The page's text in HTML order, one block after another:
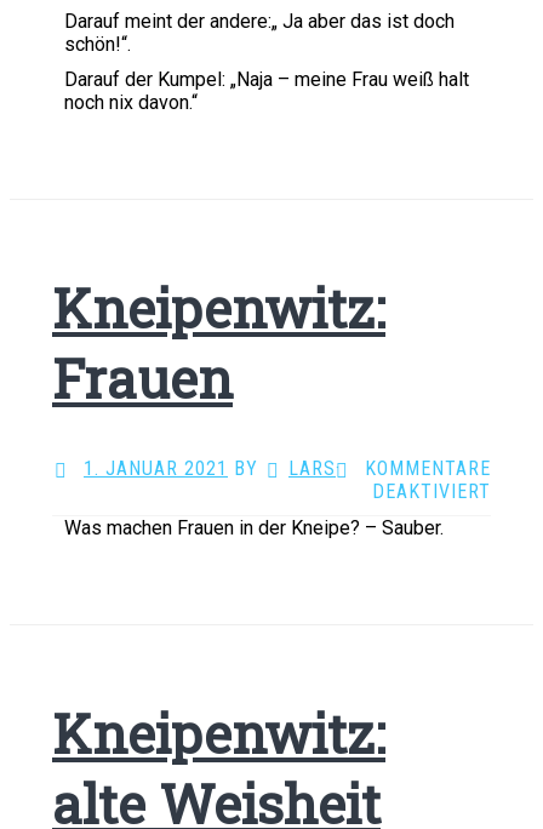
Darauf meint der andere:„ Ja aber das ist doch
schön!“.
Darauf der Kumpel: „Naja – meine Frau weiß halt
noch nix davon.“
Kneipenwitz:
Frauen
1. JANUAR 2021 BY LARS·
KOMMENTARE
DEAKTIVIERT
Was machen Frauen in der Kneipe? – Sauber.
Kneipenwitz:
alte Weisheit